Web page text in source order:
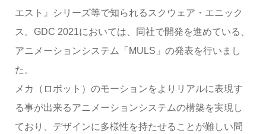
エスト』シリーズ等で知られるスクウェア・エニック
ス。GDC 2021においては、同社で開発を進めている、
アニメーションシステム「MULS」の発表を行いまし
た。
メカ（ロボット）のモーションをよりリアルに表現す
る事が出来るアニメーションシステムの構築を実現し
ており、デザインに多様性を持たせることが難しい問